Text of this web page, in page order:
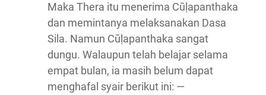
Maka Thera itu menerima Cūḷapanthaka
dan memintanya melaksanakan Dasa
Sila. Namun Cūḷapanthaka sangat
dungu. Walaupun telah belajar selama
empat bulan, ia masih belum dapat
menghafal syair berikut ini: —